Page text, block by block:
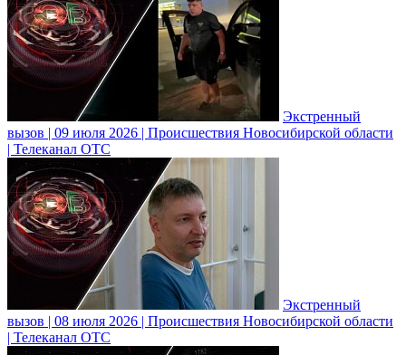
Экстренный
вызов | 09 июля 2026 | Происшествия Новосибирской области
| Телеканал ОТС
Экстренный
вызов | 08 июля 2026 | Происшествия Новосибирской области
| Телеканал ОТС